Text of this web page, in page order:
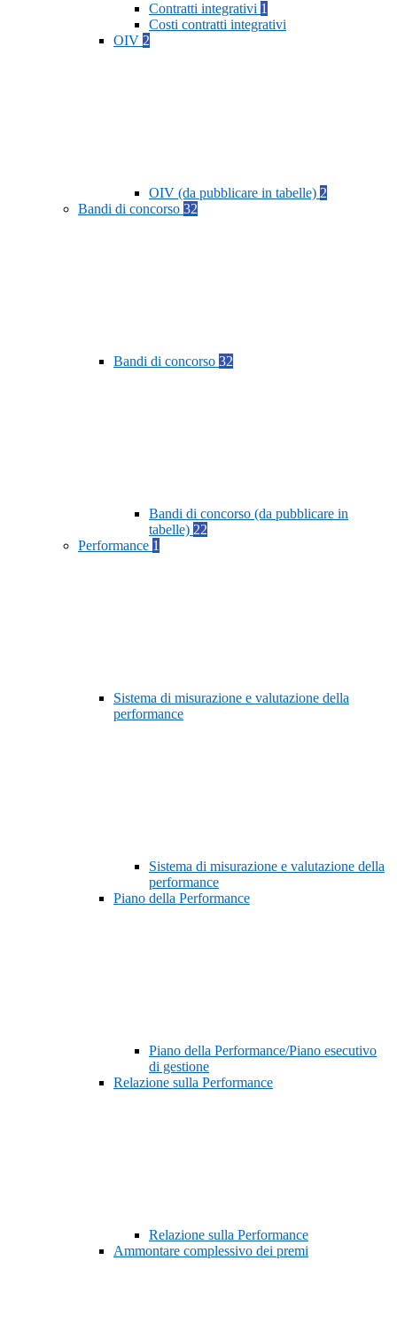
Contratti integrativi 1
Costi contratti integrativi
OIV 2
OIV (da pubblicare in tabelle) 2
Bandi di concorso 32
Bandi di concorso 32
Bandi di concorso (da pubblicare in
tabelle) 22
Performance 1
Sistema di misurazione e valutazione della
performance
Sistema di misurazione e valutazione della
performance
Piano della Performance
Piano della Performance/Piano esecutivo
di gestione
Relazione sulla Performance
Relazione sulla Performance
Ammontare complessivo dei premi